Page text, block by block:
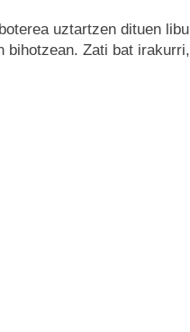
uztartzen dituen
bihotzean. Zati bat